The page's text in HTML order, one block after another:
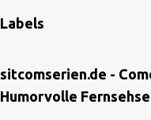
Labels
sitcomserien.de -
Humorvolle